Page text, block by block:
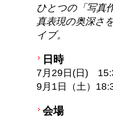
ひとつの「写真
真表現の奥深さ
イブ。
日時
7月29日(日)
9月1日（土）
会場